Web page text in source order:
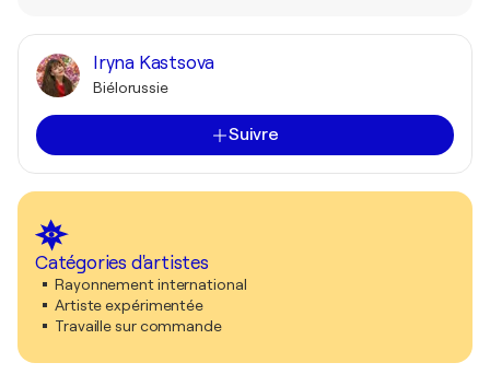
Iryna Kastsova
Biélorussie
Suivre
Catégories d'artistes
Rayonnement international
Artiste expérimentée
Travaille sur commande